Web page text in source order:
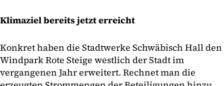
Klimaziel bereits jetzt erreicht
Konkret haben die Stadtwerke Schwäbisch Hall den
Windpark Rote Steige westlich der Stadt im
vergangenen Jahr erweitert. Rechnet man die